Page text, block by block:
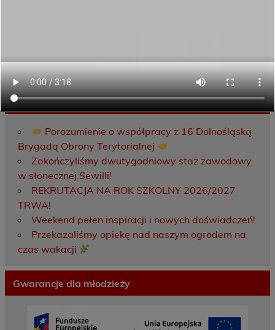
Ostatnie wpisy
Porozumienie o współpracy z 16 Dolnośląską
Brygadą Obrony Terytorialnej
Zakończyliśmy dwutygodniowy staż zawodowy
w słonecznej Sewilli!
REKRUTACJA NA ROK SZKOLNY 2026/2027
TRWA!
Weekend pełen inspiracji i nowych doświadczeń!
Przekazaliśmy opiekę nad naszym ogrodem na
czas wakacji
Gwarancje dla młodzieży